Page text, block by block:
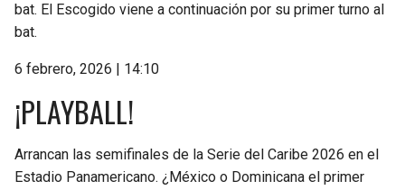
bat. El Escogido viene a continuación por su primer turno al
bat.
6 febrero, 2026 | 14:10
¡PLAYBALL!
Arrancan las semifinales de la Serie del Caribe 2026 en el
Estadio Panamericano. ¿México o Dominicana el primer